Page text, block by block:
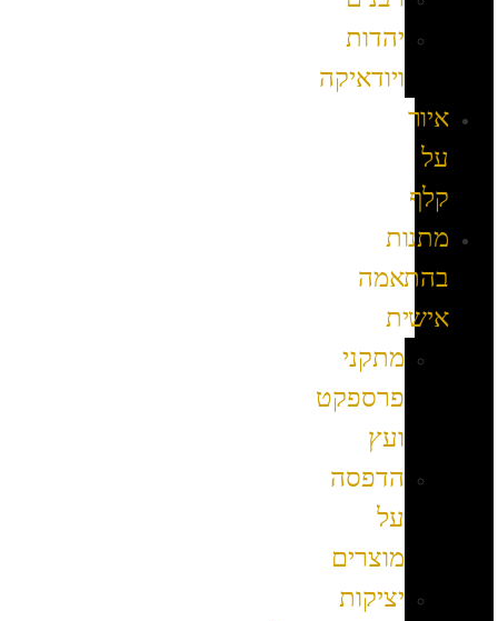
יהדות
ויודאיקה
איור
על
קלף
מתנות
בהתאמה
אישית
מתקני
פרספקט
ועץ
הדפסה
על
מוצרים
יציקות